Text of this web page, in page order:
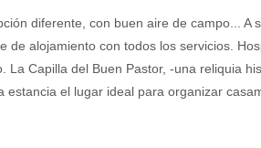
diferente, con buen aire de campo...
de alojamiento con todos los servicios.
La Capilla del Buen Pastor, -una reliquia
estancia el lugar ideal para organizar